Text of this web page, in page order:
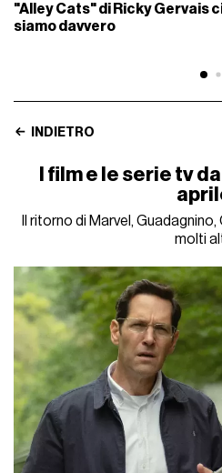
"Alley Cats" di Ricky Gervais
siamo davvero
INDIETRO
I film e le serie tv
Il ritorno di Marvel,
molti